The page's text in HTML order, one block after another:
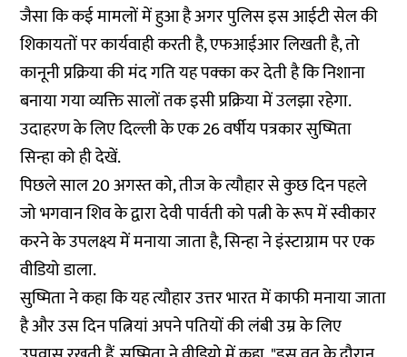
जैसा कि कई मामलों में हुआ है अगर पुलिस इस आईटी सेल की
शिकायतों पर कार्यवाही करती है, एफआईआर लिखती है, तो
कानूनी प्रक्रिया की मंद गति यह पक्का कर देती है कि निशाना
बनाया गया व्यक्ति सालों तक इसी प्रक्रिया में उलझा रहेगा.
उदाहरण के लिए दिल्ली के एक 26 वर्षीय पत्रकार सुष्मिता
सिन्हा को ही देखें.
पिछले साल 20 अगस्त को, तीज के त्यौहार से कुछ दिन पहले
जो भगवान शिव के द्वारा देवी पार्वती को पत्नी के रूप में स्वीकार
करने के उपलक्ष्य में मनाया जाता है, सिन्हा ने इंस्टाग्राम पर एक
वीडियो डाला.
सुष्मिता ने कहा कि यह त्यौहार उत्तर भारत में काफी मनाया जाता
है और उस दिन पत्नियां अपने पतियों की लंबी उम्र के लिए